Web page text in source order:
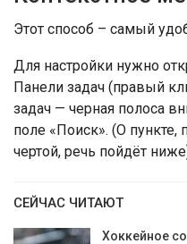
Этот способ – самый
Для настройки нужно
Панели задач (правый
задач — черная полоса
поле «Поиск». (О
чертой, речь пойдёт
СЕЙЧАС ЧИТАЮТ
Хоккейное